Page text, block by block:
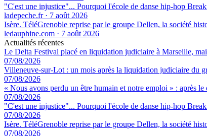
"C'est une injustice"... Pourquoi l'école de danse hip-hop
ladepeche.fr· 7 août 2026
Isère. TéléGrenoble reprise par le groupe Dellen, la société
ledauphine.com · 7 août 2026
Actualités récentes
Le Delta Festival placé en liquidation judiciaire à Marseille,
07/08/2026
Villeneuve-sur-Lot : un mois après la liquidation judiciaire du
07/08/2026
« Nous avons perdu un être humain et notre emploi » : après
07/08/2026
"C'est une injustice"... Pourquoi l'école de danse hip-hop
07/08/2026
Isère. TéléGrenoble reprise par le groupe Dellen, la société
07/08/2026